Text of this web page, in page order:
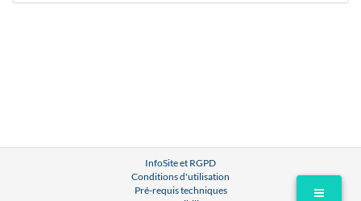
InfoSite et RGPD
Conditions d'utilisation
Pré-requis techniques